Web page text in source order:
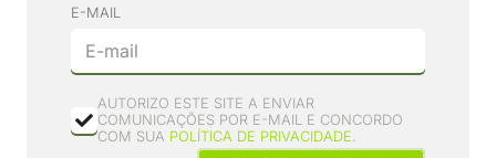
E-MAIL
AUTORIZO ESTE SITE A ENVIAR
COMUNICAÇÕES POR E-MAIL E CONCORDO
COM SUA POLÍTICA DE PRIVACIDADE.